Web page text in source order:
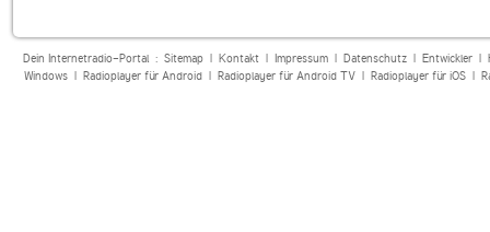
Dein Internetradio-Portal : Sitemap| Kontakt| Impressum| Datenschutz| Entwickler|
Windows| Radioplayer für Android| Radioplayer für Android TV| Radioplayer für iOS|